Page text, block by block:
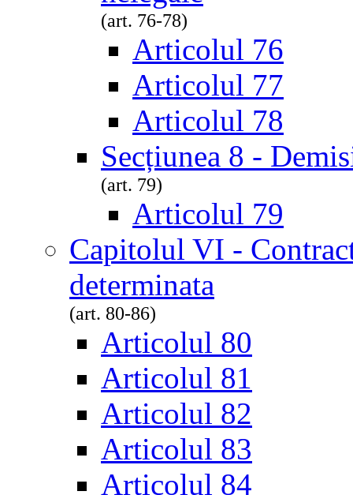
(art. 76-78)
Articolul 76
Articolul 77
Articolul 78
Secțiunea 8 -
(art. 79)
Articolul 79
Capitolul VI -
determinata
(art. 80-86)
Articolul 80
Articolul 81
Articolul 82
Articolul 83
Articolul 84